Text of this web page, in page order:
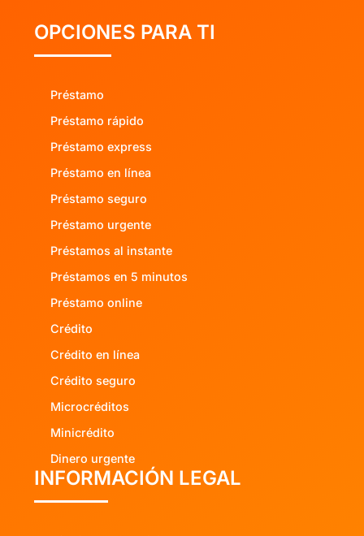
OPCIONES PARA TI
Préstamo
Préstamo rápido
Préstamo express
Préstamo en línea
Préstamo seguro
Préstamo urgente
Préstamos al instante
Préstamos en 5 minutos
Préstamo online
Crédito
Crédito en línea
Crédito seguro
Microcréditos
Minicrédito
Dinero urgente
INFORMACIÓN LEGAL